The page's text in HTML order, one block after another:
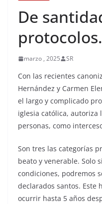
De
protocolos.
marzo , 2025 SR
Con las recientes
Hernández y Carmen
el largo y complicado
iglesia católica, autoriza
personas, como
Son tres las categorías
beato y venerable. Solo
condiciones, podremos
declarados santos. Este
ocurrir hasta 5 años